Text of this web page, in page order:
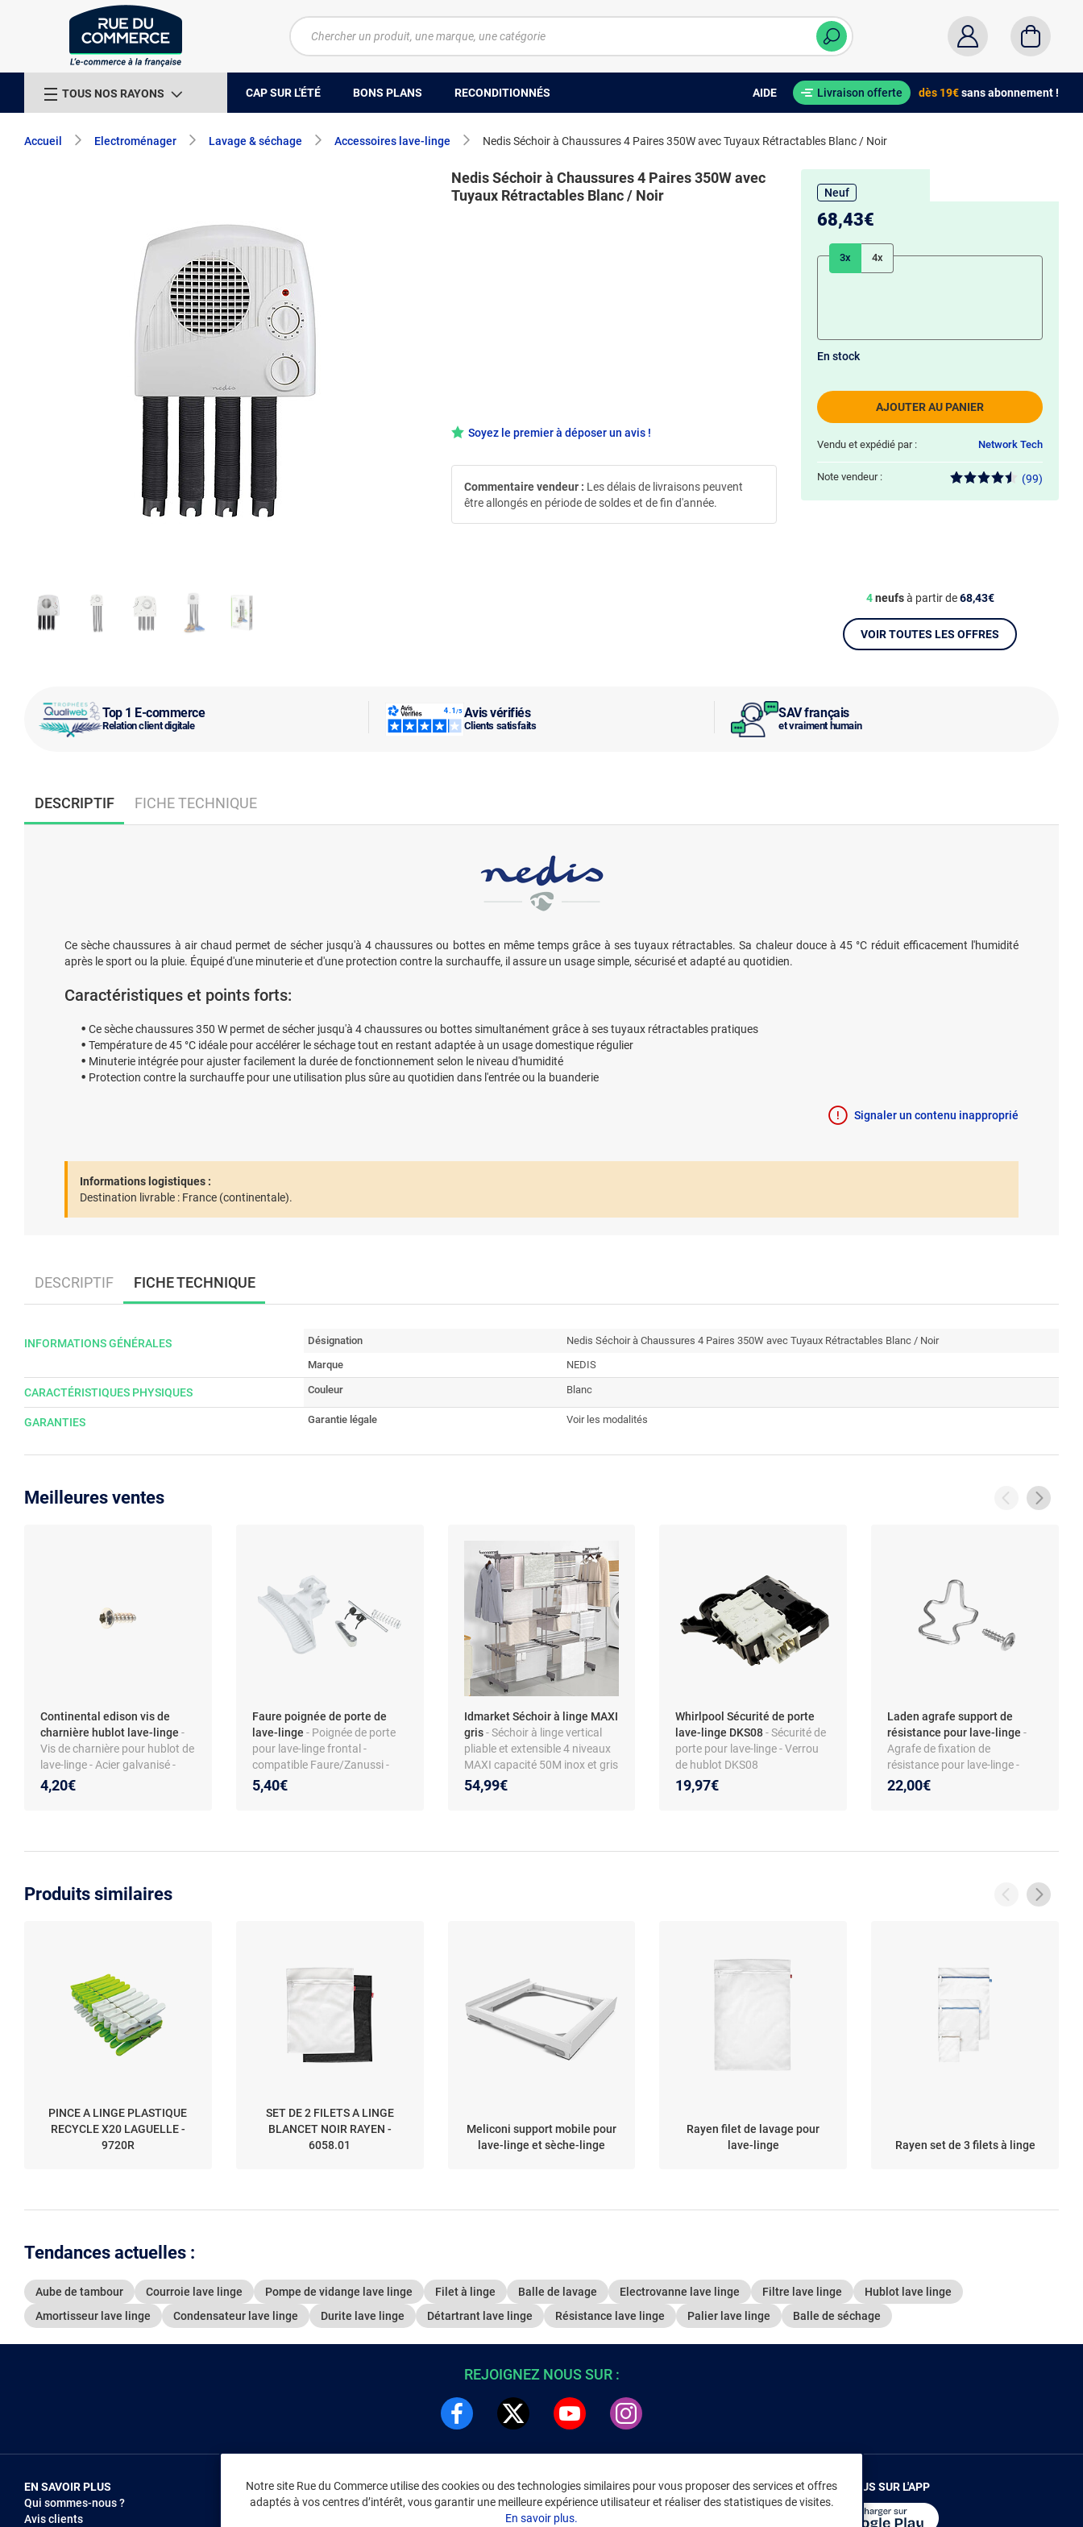
TOUS NOS RAYONS CAP SUR L'ÉTÉ BONS PLANS RECONDITIONNÉS AIDE Livraison offerte dès 19€sans abonnement !
Accueil Electroménager Lavage & séchage Accessoires lave-linge Nedis Séchoir à Chaussures 4 Paires 350W avec Tuyaux Rétractables Blanc / Noir
Top 1 E-commerce
Relation client digitale
Avis vérifiés
Clients satisfaits
SAV français
et vraiment humain
Nedis Séchoir à Chaussures 4 Paires 350W avec
Tuyaux Rétractables Blanc / Noir
Soyez le premier à déposer un avis !
Commentaire vendeur : Les délais de livraisons peuvent
être allongés en période de soldes et de fin d'année.
Neuf
68,43€
3x 4x
AJOUTER AU PANIER
En stock
Vendu et expédié par : Network Tech
Note vendeur : (99)
4neufsà partir de68,43€
VOIR TOUTES LES OFFRES
DESCRIPTIF FICHE TECHNIQUE
Ce sèche chaussures à air chaud permet de sécher jusqu'à 4 chaussures ou bottes en même temps grâce à ses tuyaux rétractables. Sa chaleur douce à 45 °C réduit efficacement l'humidité
après le sport ou la pluie. Équipé d'une minuterie et d'une protection contre la surchauffe, il assure un usage simple, sécurisé et adapté au quotidien.
Caractéristiques et points forts:
Ce sèche chaussures 350 W permet de sécher jusqu'à 4 chaussures ou bottes simultanément grâce à ses tuyaux rétractables pratiques
Température de 45 °C idéale pour accélérer le séchage tout en restant adaptée à un usage domestique régulier
Minuterie intégrée pour ajuster facilement la durée de fonctionnement selon le niveau d'humidité
Protection contre la surchauffe pour une utilisation plus sûre au quotidien dans l'entrée ou la buanderie
Signaler un contenu inapproprié
Informations logistiques :
Destination livrable : France (continentale).
DESCRIPTIF FICHE TECHNIQUE
INFORMATIONS GÉNÉRALES Désignation
Nedis Séchoir à Chaussures 4 Paires 350W avec Tuyaux Rétractables Blanc / Noir
Marque
NEDIS
CARACTÉRISTIQUES PHYSIQUES Couleur Blanc
GARANTIES Garantie légale Voir les modalités
Meilleures ventes
Continental edison vis de
charnière hublot lave-linge -
Vis de charnière pour hublot de
lave-linge - Acier galvanisé -
Torx 4x12 - Compatible
modèles Continental Edison
4,20€
Faure poignée de porte de
lave-linge - Poignée de porte
pour lave-linge frontal -
compatible Faure/Zanussi -
coloris blanc - matériau ABS
5,40€
Idmarket Séchoir à linge MAXI
gris- Séchoir à linge vertical
pliable et extensible 4 niveaux
MAXI capacité 50M inox et gris
54,99€
Whirlpool Sécurité de porte
lave-linge DKS08- Sécurité de
porte pour lave-linge - Verrou
de hublot DKS08
481010885440 - Compatible
Whirlpool, Indesit, Hotpoint,
19,97€
Laden agrafe support de
résistance pour lave-linge-
Agrafe de fixation de
résistance pour lave-linge -
pièce métallique - compatible
Whirlpool et autres marques
22,00€
Produits similaires
PINCE A LINGE PLASTIQUE
RECYCLE X20 LAGUELLE -
9720R
SET DE 2 FILETS A LINGE
BLANCET NOIR RAYEN -
6058.01
Meliconi support mobile pour
lave-linge et sèche-linge
Rayen filet de lavage pour
lave-linge
Rayen set de 3 filets à linge
Tendances actuelles :
Aube de tambour Courroie lave linge Pompe de vidange lave linge Filet à linge Balle de lavage Electrovanne lave linge Filtre lave linge
Hublot lave linge
Amortisseur lave linge
Condensateur lave linge Durite lave linge Détartrant lave linge Résistance lave linge Palier lave linge Balle de séchage
Notre site Rue du Commerce utilise des cookies ou des technologies similaires pour vous proposer des services et offres
adaptés à vos centres d’intérêt, vous garantir une meilleure expérience utilisateur et réaliser des statistiques de visites.
En savoir plus.
REJOIGNEZ NOUS SUR :
EN SAVOIR PLUS
Qui sommes-nous ?
Avis clients
NOUS REJOINDRE
Vendez sur RDC
INFORMATIONS LÉGALES
Environnement
CGV/CGU Marketplace
RENDEZ-VOUS SUR L'APP